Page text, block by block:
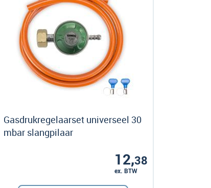
Gasdrukregelaarset universeel 30
mbar slangpilaar
12,38
ex. BTW